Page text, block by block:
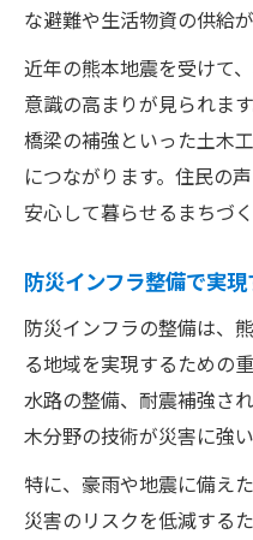
な避難や生活物資の供給
近年の熊本地震を受けて
意識の高まりが見られま
橋梁の補強といった土木
につながります。住民の
安心して暮らせるまちづ
防災インフラ整備で実
防災インフラの整備は、
る地域を実現するための
水路の整備、耐震補強さ
木分野の技術が災害に強
特に、豪雨や地震に備え
災害のリスクを低減する